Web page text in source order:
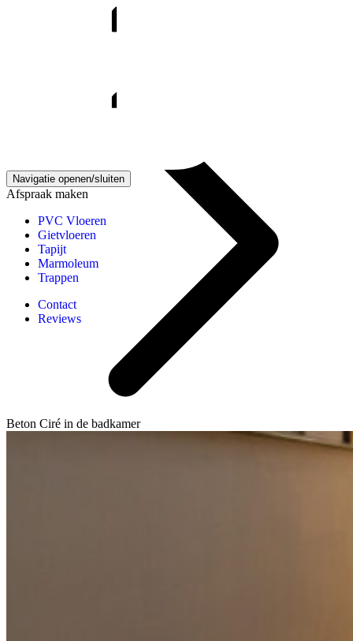
Navigatie openen/sluiten
Afspraak maken
PVC Vloeren
Gietvloeren
Tapijt
Marmoleum
Trappen
Contact
Reviews
Beton Ciré in de badkamer